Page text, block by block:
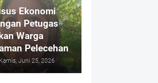
Ekonomi
Petugas
Warga
Pelecehan
Kamis, Juni 25, 2026